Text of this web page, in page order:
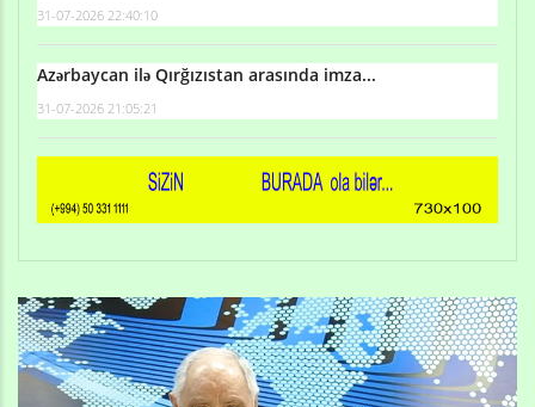
31-07-2026 22:40:10
Azərbaycan ilə Qırğızıstan arasında imza...
31-07-2026 21:05:21